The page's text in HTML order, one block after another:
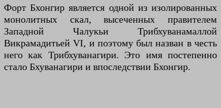
Форт Бхонгир является одной из изолированных
монолитных скал, высеченных правителем
Западной Чалукьи Трибхуванамаллой
Викрамадитьей VI, и поэтому был назван в честь
него как Трибхуванагири. Это имя постепенно
стало Бхуванагири и впоследствии Бхонгир.